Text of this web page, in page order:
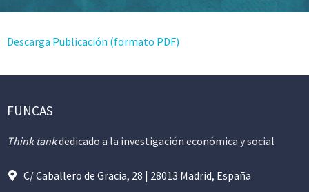
Descarga Publicación (formato PDF)
FUNCAS
Think tankdedicado a la investigación económica y social
C/ Caballero de Gracia, 28 | 28013 Madrid, España